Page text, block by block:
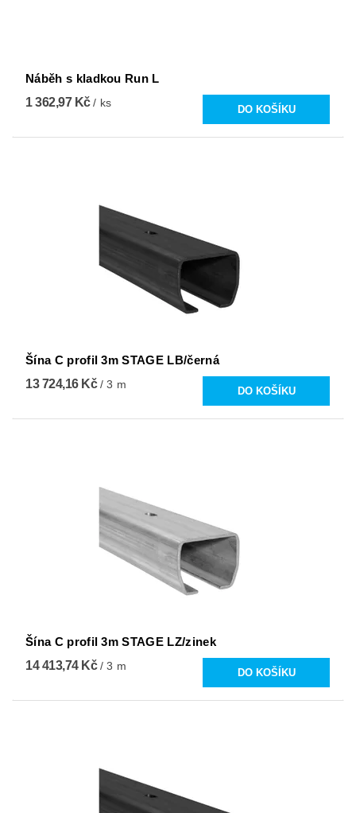
Náběh s kladkou Run L
1 362,97 Kč/ ks
Šína C profil 3m STAGE LB/černá
13 724,16 Kč/ 3 m
Šína C profil 3m STAGE LZ/zinek
14 413,74 Kč/ 3 m